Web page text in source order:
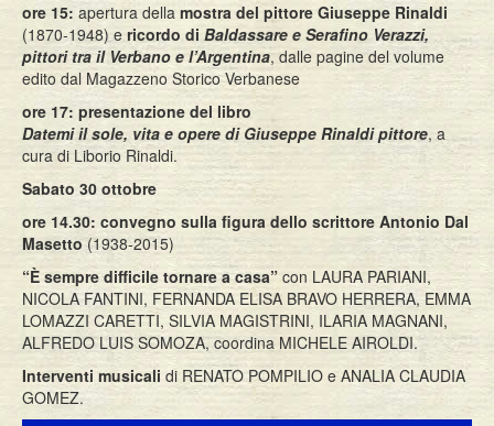
ore 15: apertura della mostra del pittore Giuseppe Rinaldi
(1870-1948) ericordo diBaldassare e Serafino Verazzi,
pittori tra il Verbano e l’Argentina, dalle pagine del volume
edito dal Magazzeno Storico Verbanese
ore 17: presentazione del libro
Datemi il sole, vita e opere di Giuseppe Rinaldi pittore, a
cura di Liborio Rinaldi.
Sabato 30 ottobre
ore 14.30: convegno sulla figura dello scrittore Antonio Dal
Masetto(1938-2015)
“È sempre difficile tornare a casa” con LAURA PARIANI,
NICOLA FANTINI, FERNANDA ELISA BRAVO HERRERA, EMMA
LOMAZZI CARETTI, SILVIA MAGISTRINI, ILARIA MAGNANI,
ALFREDO LUIS SOMOZA, coordina MICHELE AIROLDI.
Interventi musicali di RENATO POMPILIO e ANALIA CLAUDIA
GOMEZ.